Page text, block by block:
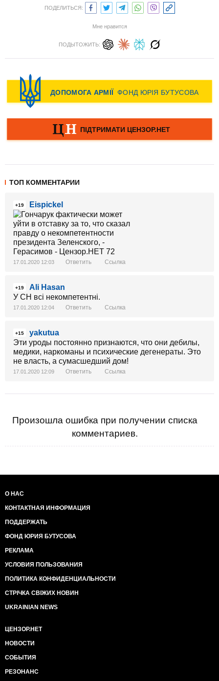
ПОДЕЛИТЬСЯ:
Мне нравится
ПОДЫТОЖИТЬ:
ТОП КОММЕНТАРИИ
+19 Eispickel
17.01.2020 12:03 Ответить Ссылка
+19
Ali Hasan
У СН всі некомпетентні.
17.01.2020 12:04 Ответить Ссылка
+15
yakutua
Эти уроды постоянно признаются, что они дебилы,
медики, наркоманы и психические дегенераты. Это
не власть, а сумасшедший дом!
17.01.2020 12:09 Ответить Ссылка
Произошла ошибка при получении списка
комментариев.
О НАС
КОНТАКТНАЯ ИНФОРМАЦИЯ
ПОДДЕРЖАТЬ
ФОНД ЮРИЯ БУТУСОВА
РЕКЛАМА
УСЛОВИЯ ПОЛЬЗОВАНИЯ
ПОЛИТИКА КОНФИДЕНЦИАЛЬНОСТИ
СТРІЧКА СВІЖИХ НОВИН
UKRAINIAN NEWS
ЦЕНЗОР.НЕТ
НОВОСТИ
СОБЫТИЯ
РЕЗОНАНС